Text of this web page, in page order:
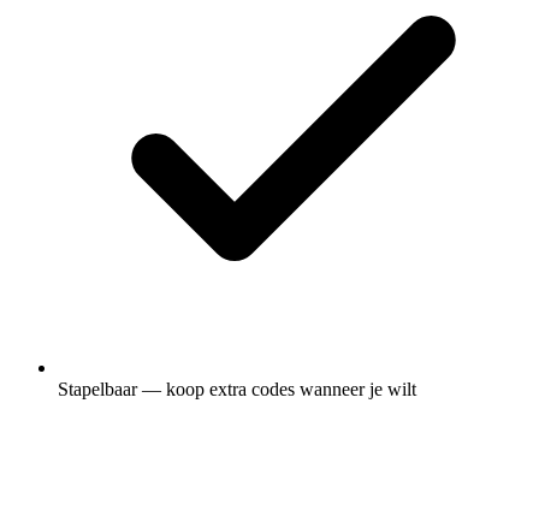
Stapelbaar — koop extra codes wanneer je wilt